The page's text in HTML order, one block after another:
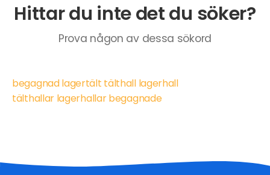
Hittar du inte det du söker?
Prova någon av dessa sökord
begagnad lagertält tälthall lagerhall
tälthallar lagerhallar begagnade